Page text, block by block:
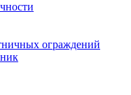
ограждений